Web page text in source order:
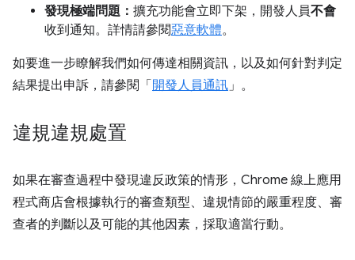
發現極端問題： 擴充功能會立即下架，開發人員不會
收到通知。詳情請參閱惡意軟體。
如要進一步瞭解我們如何傳達相關資訊，以及如何針對判定
結果提出申訴，請參閱「開發人員通訊 」。
違規違規處置
如果在審查過程中發現違反政策的情形，Chrome 線上應用
程式商店會根據執行的審查類型、違規情節的嚴重程度、審
查者的判斷以及可能的其他因素，採取適當行動。